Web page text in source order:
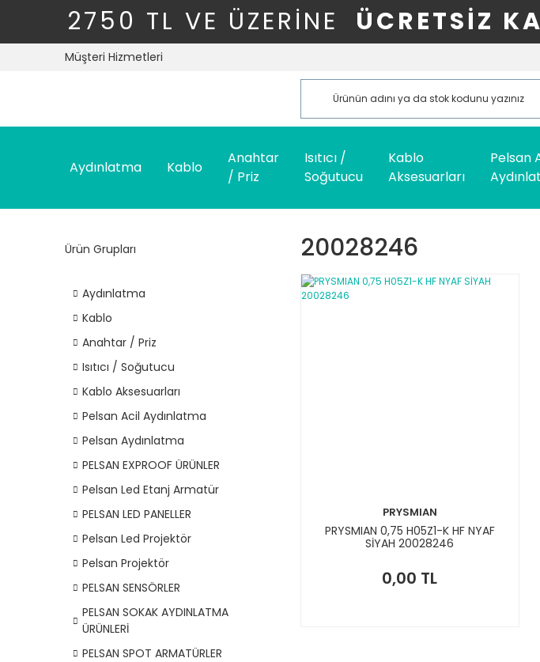
2750 TL VE ÜZERİNE ÜCRETSİZ
Müşteri Hizmetleri
Aydınlatma Kablo
Anahtar
/ Priz
Isıtıcı /
Soğutucu
Kablo
Aksesuarları
Pelsan
Ürün Grupları
Aydınlatma
Kablo
Anahtar / Priz
Isıtıcı / Soğutucu
Kablo Aksesuarları
Pelsan Acil Aydınlatma
Pelsan Aydınlatma
PELSAN EXPROOF ÜRÜNLER
Pelsan Led Etanj Armatür
PELSAN LED PANELLER
Pelsan Led Projektör
Pelsan Projektör
PELSAN SENSÖRLER
PELSAN SOKAK AYDINLATMA
ÜRÜNLERİ
PELSAN SPOT ARMATÜRLER
20028246
PRYSMIAN
PRYSMIAN 0,75 H05Z1-K HF NYAF
SİYAH 20028246
0,00 TL